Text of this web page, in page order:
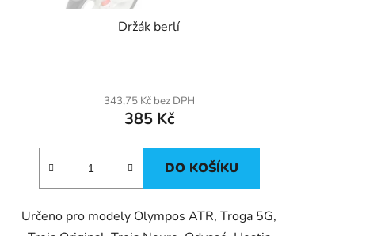
Držák berlí
343,75 Kč bez DPH
385 Kč
DO KOŠÍKU
Určeno pro modely Olympos ATR, Troga 5G,